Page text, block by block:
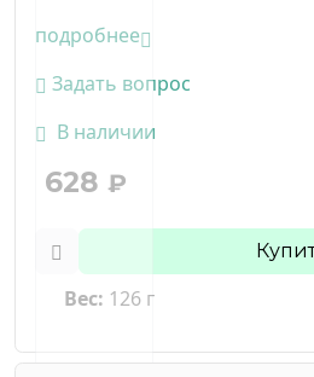
подробнее
Задать вопрос
В наличии
628 ₽
Вес: 126 г